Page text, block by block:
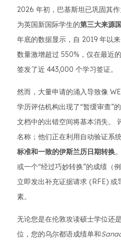
2026 年初，巴基斯坦已巩固其
为英国新国际学生的第三大来源国
年底的数据显示，自 2019 年以
数量激增超过 550%，仅在最近
签发了近 443,000 个学习签证。
然而，大量申请的涌入导致像
学历评估机构出现了“暂缓审查”
文档中的出错空间将基本消失。
名称；他们正在利用自动验证系
标准和一致的伊斯兰历日期转换
或一个“经过巧妙转换”的成绩（
立即发出补充证据请求 (RFE) 或
素。
无论您是在伦敦攻读硕士学位还
位，您的乌尔都语成绩单和